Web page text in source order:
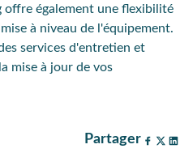
offre également une flexibilité
à niveau de l'équipement.
services d'entretien et
mise à jour de vos
Partager